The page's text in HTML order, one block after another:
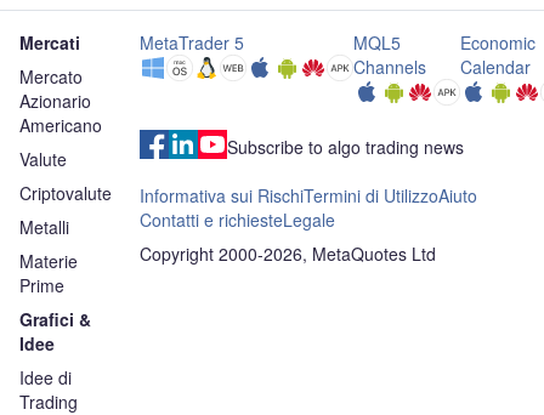
Mercati
Mercato
Azionario
Americano
Valute
Criptovalute
Metalli
Materie
Prime
Grafici &
Idee
Idee di
Trading
MetaTrader 5
MQL5
Channels
Economic
Calendar
Subscribe to algo trading news
Informativa sui RischiTermini di UtilizzoAiuto
Contatti e richiesteLegale
Copyright 2000-2026, MetaQuotes Ltd